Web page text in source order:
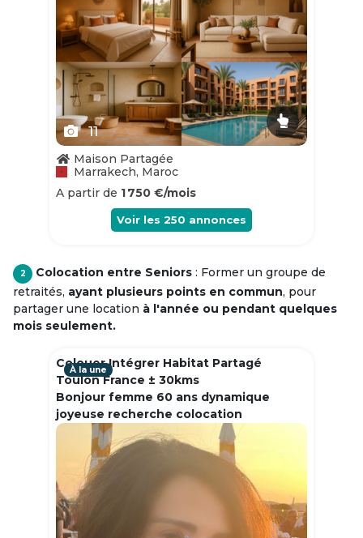
11
Maison Partagée
Marrakech, Maroc
A partir de 1 750 €/mois
Voir les 250 annonces
2 Colocation entre Seniors : Former un groupe de
retraités, ayant plusieurs points en commun, pour
partager une location à l'année ou pendant quelques
mois seulement.
Colouer Intégrer Habitat Partagé
Toulon France ± 30kms
Bonjour femme 60 ans dynamique
joyeuse recherche colocation
À la une